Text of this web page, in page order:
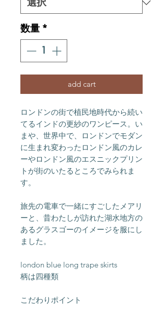
数量 *
add cart
ロンドンの街で植民地時代から続い
てるインドの更紗のワンピース。い
まや、世界中で、ロンドンでモダン
に生まれ変わったロンドン風のカレ
ーやロンドン風のエスニックプリン
トが街のいたるところでみられま
す。
旅先の電車で一緒にすごしたメアリ
ーと、昔わたしが訪れた湖水地方の
あるグラスゴーのイメージを服にし
ました。
london blue long trape skirts
柄は四種類
こだわりポイント